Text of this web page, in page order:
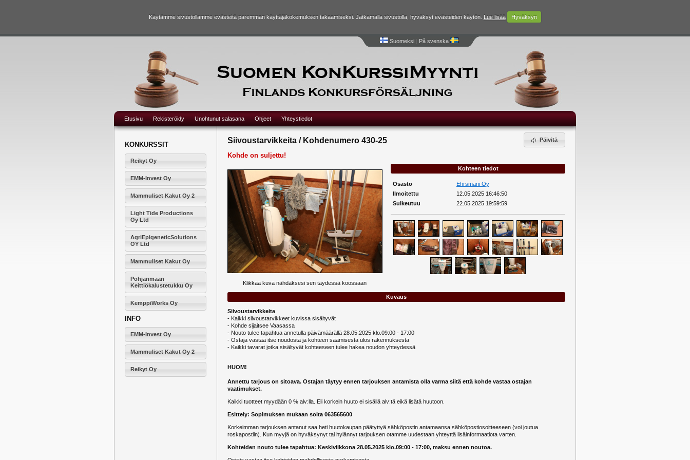
Käytämme sivustollamme evästeitä paremman käyttäjäkokemuksen takaamiseksi. Jatkamalla sivustolla, hyväksyt evästeiden käytön. Lue lisää Hyväksyn
Suomeksi| På svenska
Etusivu Rekisteröidy Unohtunut salasana Ohjeet Yhteystiedot
KONKURSSIT
Reikyt Oy
EMM-Invest Oy
Mammuliset Kakut Oy 2
Light Tide Productions
Oy Ltd
AgriEpigeneticSolutions
OY Ltd
Mammuliset Kakut Oy
Pohjanmaan
Keittiökalustetukku Oy
KemppiWorks Oy
INFO
EMM-Invest Oy
Mammuliset Kakut Oy 2
Reikyt Oy
Päivitä
Siivoustarvikkeita / Kohdenumero 430-25
Kohde on suljettu!
Klikkaa kuva nähdäksesi sen täydessä koossaan
Kohteen tiedot
Osasto
Ehrsmani Oy
Ilmoitettu
12.05.2025 16:46:50
Sulkeutuu
22.05.2025 19:59:59
Kuvaus
Siivoustarvikkeita
- Kaikki siivoustarvikkeet kuvissa sisältyvät
- Kohde sijaitsee Vaasassa
- Nouto tulee tapahtua annetulla päivämäärällä 28.05.2025 klo.09:00 - 17:00
- Ostaja vastaa itse noudosta ja kohteen saamisesta ulos rakennuksesta
- Kaikki tavarat jotka sisältyvät kohteeseen tulee hakea noudon yhteydessä
HUOM!
Annettu tarjous on sitoava. Ostajan täytyy ennen tarjouksen antamista olla varma siitä että kohde vastaa ostajan
vaatimukset.
Kaikki tuotteet myydään 0 % alv:lla. Eli korkein huuto ei sisällä alv:tä eikä lisätä huutoon.
Esittely: Sopimuksen mukaan soita 063565600
Korkeimman tarjouksen antanut saa heti huutokaupan päätyttyä sähköpostin antamaansa sähköpostiosoitteeseen (voi joutua
roskapostiin). Kun myyjä on hyväksynyt tai hylännyt tarjouksen otamme uudestaan yhteyttä lisäinformaatiota varten.
Kohteiden nouto tulee tapahtua: Keskiviikkona 28.05.2025 klo.09:00 - 17:00, maksu ennen noutoa.